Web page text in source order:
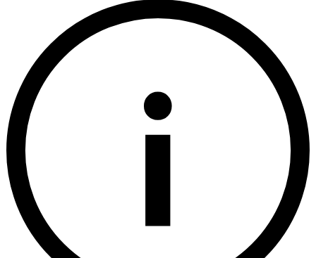
i